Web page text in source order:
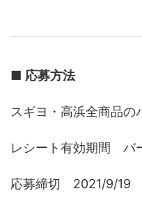
■ 応募方法
スギヨ・高浜全商品の
レシート有効期間 バ
応募締切 2021/9/19